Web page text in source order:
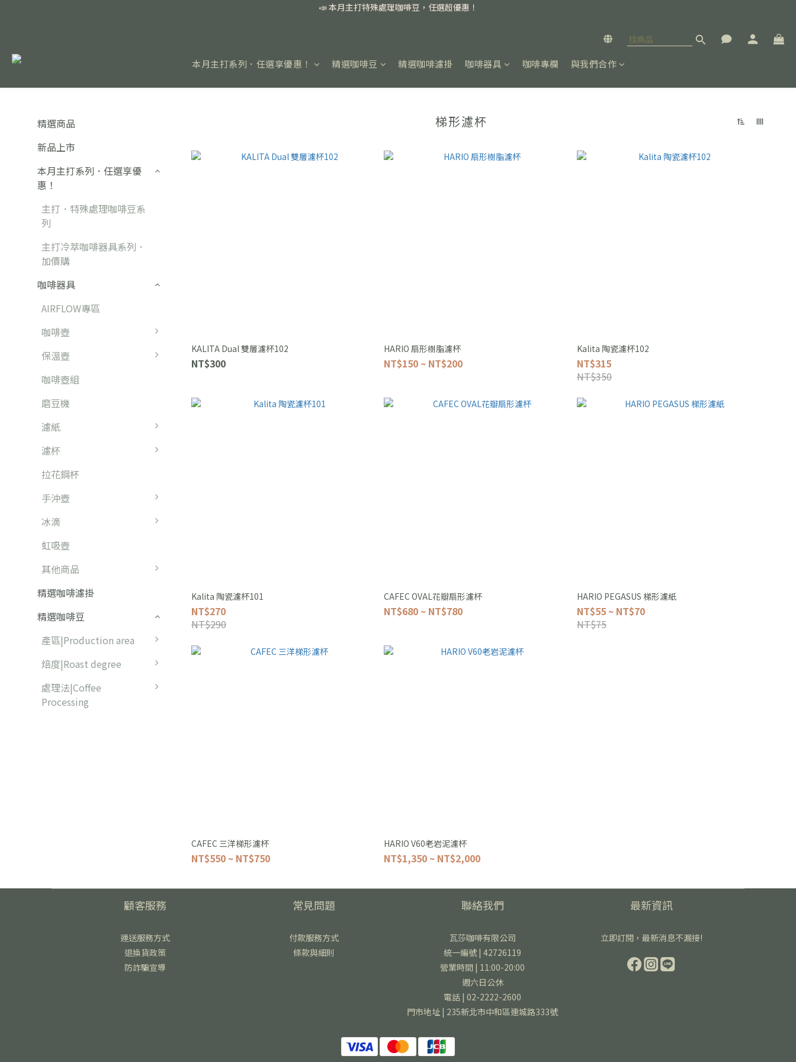
📣 本月主打特殊處理咖啡豆，任選超優惠！
本月主打系列．任選享優惠！ 精選咖啡豆 精選咖啡濾掛 咖啡器具 咖啡專欄 與我們合作
精選商品
新品上市
本月主打系列．任選享優
惠！
主打．特殊處理咖啡豆系
列
主打冷萃咖啡器具系列．
加價購
咖啡器具
AIRFLOW專區
咖啡壺
保溫壺
咖啡壺組
磨豆機
濾紙
濾杯
拉花鋼杯
手沖壺
冰滴
虹吸壺
其他商品
精選咖啡濾掛
精選咖啡豆
產區|Production area
焙度|Roast degree
處理法|Coffee
Processing
梯形濾杯
KALITA Dual 雙層濾杯102
NT$300
HARIO 扇形樹脂濾杯
NT$150 ~ NT$200
Kalita 陶瓷濾杯102
NT$315
NT$350
Kalita 陶瓷濾杯101
NT$270
NT$290
CAFEC OVAL花瓣扇形濾杯
NT$680 ~ NT$780
HARIO PEGASUS 梯形濾紙
NT$55 ~ NT$70
NT$75
CAFEC 三洋梯形濾杯
NT$550 ~ NT$750
HARIO V60老岩泥濾杯
NT$1,350 ~ NT$2,000
顧客服務
運送服務方式
退換貨政策
防詐騙宣導
常見問題
付款服務方式
條款與細則
聯絡我們
瓦莎咖啡有限公司
統一編號 | 42726119
營業時間 | 11:00-20:00
週六日公休
電話 | 02-2222-2600
門市地址 | 235新北市中和區連城路333號
最新資訊
立即訂閱，最新消息不漏接!